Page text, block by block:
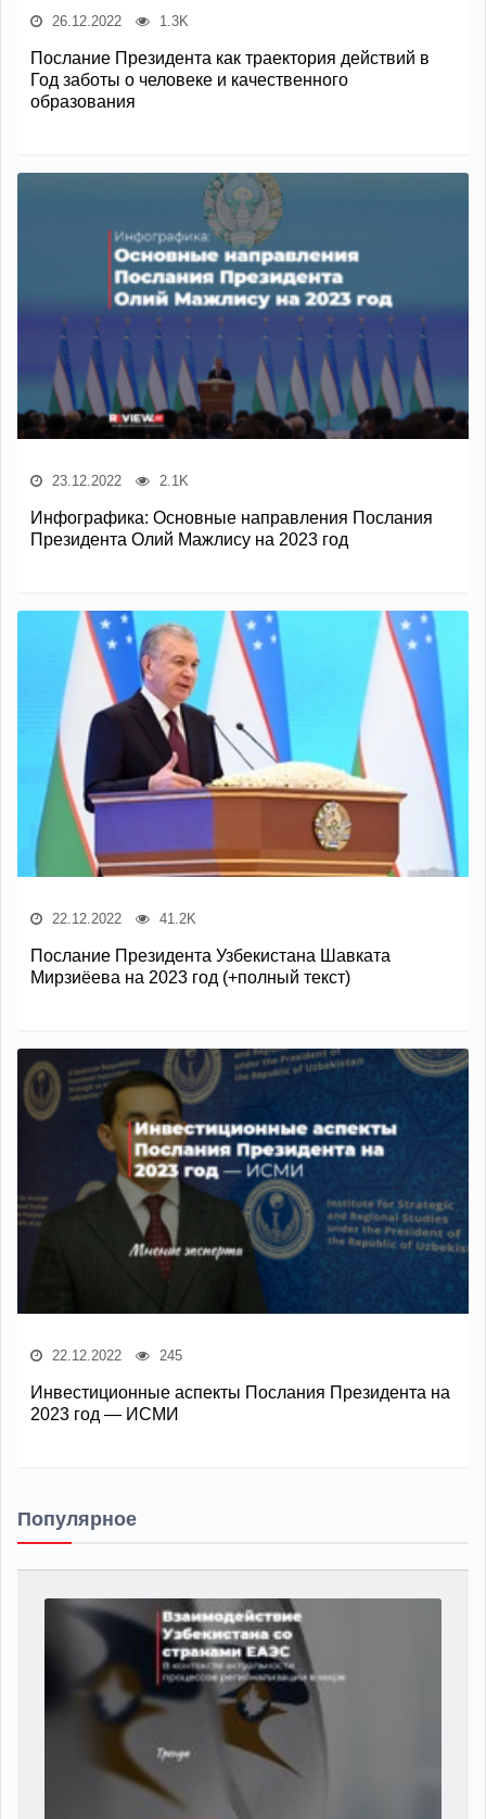
26.12.2022 1.3K
Послание Президента как траектория действий в
Год заботы о человеке и качественного
образования
23.12.2022 2.1K
Инфографика: Основные направления Послания
Президента Олий Мажлису на 2023 год
22.12.2022 41.2K
Послание Президента Узбекистана Шавката
Мирзиёева на 2023 год (+полный текст)
22.12.2022 245
Инвестиционные аспекты Послания Президента на
2023 год — ИСМИ
Популярное